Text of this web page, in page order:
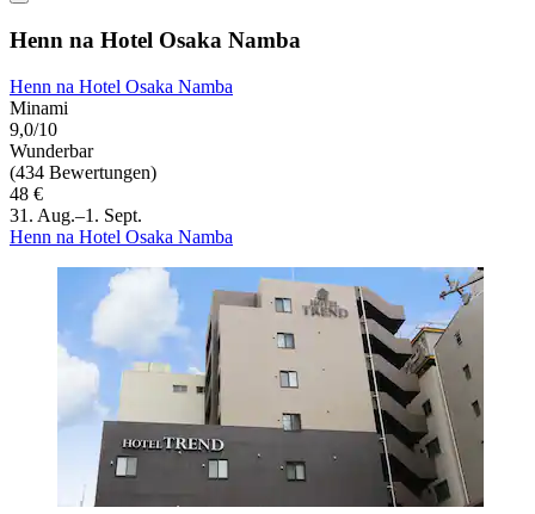
Henn na Hotel Osaka Namba
Henn na Hotel Osaka Namba
Minami
9,0/10
Wunderbar
(434 Bewertungen)
48 €
31. Aug.–1. Sept.
Henn na Hotel Osaka Namba